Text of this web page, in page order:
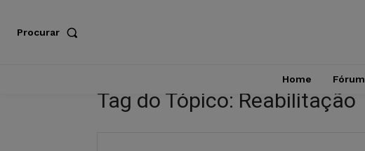
Procurar
Home Fórum
Tag do Tópico: Reabilitação